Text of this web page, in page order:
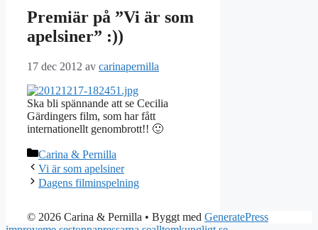
Premiär på ”Vi är som
apelsiner” :))
17 dec 2012 av carinapernilla
Ska bli spännande att se Cecilia
Gärdingers film, som har fått
internationellt genombrott!! 🙂
Kategorier
Carina & Pernilla
Vi är som apelsiner
Dagens filminspelning
© 2026 Carina & Pernilla • Byggt med GeneratePress